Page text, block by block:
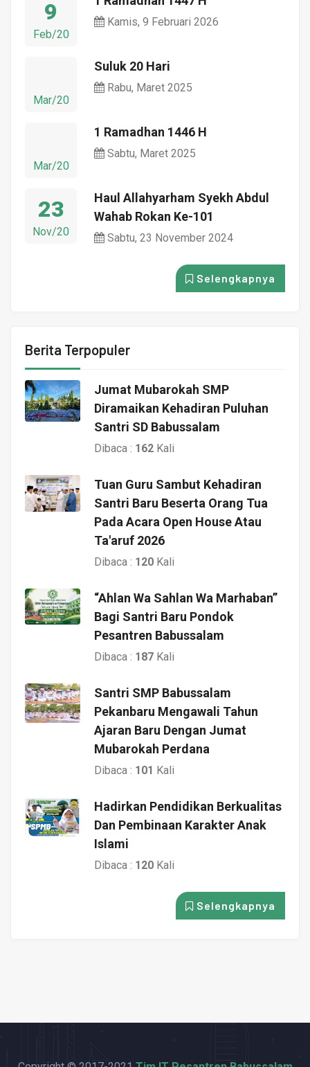
9
Feb/20
Kamis, 9 Februari 2026
Mar/20
Suluk 20 Hari
Rabu, Maret 2025
Mar/20
1 Ramadhan 1446 H
Sabtu, Maret 2025
23
Nov/20
Haul Allahyarham Syekh Abdul
Wahab Rokan Ke-101
Sabtu, 23 November 2024
Selengkapnya
Berita Terpopuler
Jumat Mubarokah SMP
Diramaikan Kehadiran Puluhan
Santri SD Babussalam
Dibaca : 162 Kali
Tuan Guru Sambut Kehadiran
Santri Baru Beserta Orang Tua
Pada Acara Open House Atau
Ta'aruf 2026
Dibaca : 120 Kali
“Ahlan Wa Sahlan Wa Marhaban”
Bagi Santri Baru Pondok
Pesantren Babussalam
Dibaca : 187 Kali
Santri SMP Babussalam
Pekanbaru Mengawali Tahun
Ajaran Baru Dengan Jumat
Mubarokah Perdana
Dibaca : 101 Kali
Hadirkan Pendidikan Berkualitas
Dan Pembinaan Karakter Anak
Islami
Dibaca : 120 Kali
Selengkapnya